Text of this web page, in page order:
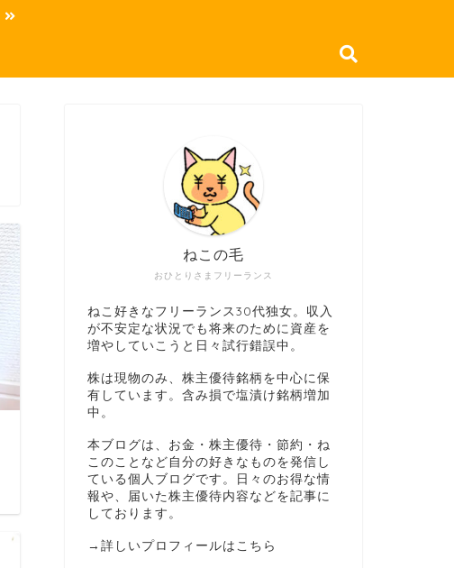
おひとりさまフリーランス
ねこの毛
ねこ好きなフリーランス30代独女。収入
が不安定な状況でも将来のために資産を
増やしていこうと日々試行錯誤中。
株は現物のみ、株主優待銘柄を中心に保
有しています。含み損で塩漬け銘柄増加
中。
本ブログは、お金・株主優待・節約・ね
このことなど自分の好きなものを発信し
ている個人ブログです。日々のお得な情
報や、届いた株主優待内容などを記事に
しております。
→ 詳しいプロフィールはこちら